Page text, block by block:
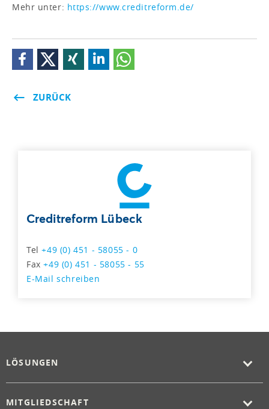
Mehr unter: https://www.creditreform.de/
ZURÜCK
Creditreform Lübeck
Tel+49 (0) 451 - 58055 - 0
Fax+49 (0) 451 - 58055 - 55
E-Mail schreiben
LÖSUNGEN
MITGLIEDSCHAFT